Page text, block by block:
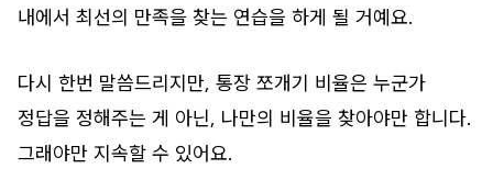
내에서 최선의 만족을 찾는 연습을 하게 될 거예요.
다시 한번 말씀드리지만, 통장 쪼개기 비율은 누군가
정답을 정해주는 게 아닌, 나만의 비율을 찾아야만 합니다.
그래야만 지속할 수 있어요.